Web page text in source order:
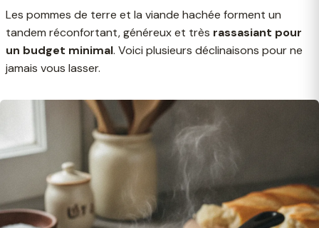
Les pommes de terre et la viande hachée forment un
tandem réconfortant, généreux et très rassasiant pour
un budget minimal. Voici plusieurs déclinaisons pour ne
jamais vous lasser.